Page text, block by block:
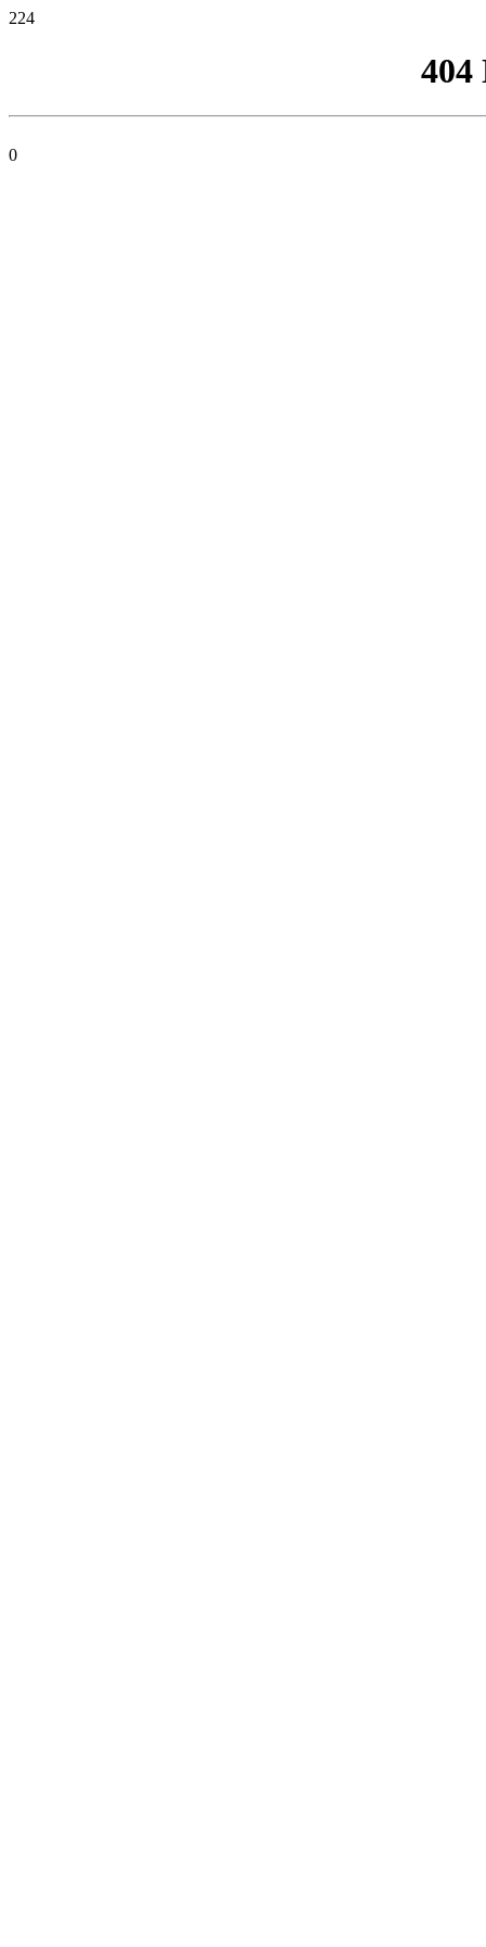
224
404
0